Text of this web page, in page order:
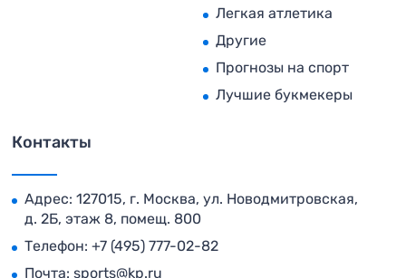
Легкая атлетика
Другие
Прогнозы на спорт
Лучшие букмекеры
Контакты
Адрес: 127015, г. Москва, ул. Новодмитровская,
д. 2Б, этаж 8, помещ. 800
Телефон: +7 (495) 777-02-82
Почта: sports@kp.ru